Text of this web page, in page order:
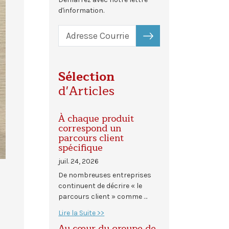
d'information.
S'ABONNER
Sélection
d'Articles
À chaque produit
correspond un
parcours client
spécifique
juil. 24, 2026
De nombreuses entreprises
continuent de décrire « le
parcours client » comme …
Lire la Suite >>